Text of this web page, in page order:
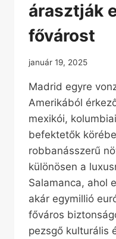
árasztják
fővárost
január 19, 2025
Madrid egyre
Amerikából
mexikói,
befektetők
robbanásszerű
különösen a
Salamanca, ahol
akár egymillió
főváros
pezsgő kulturális